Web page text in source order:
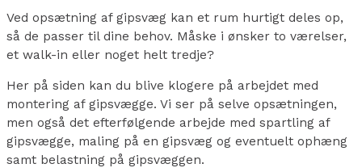
Ved opsætning af gipsvæg kan et rum hurtigt deles op,
så de passer til dine behov. Måske i ønsker to værelser,
et walk-in eller noget helt tredje?
Her på siden kan du blive klogere på arbejdet med
montering af gipsvægge. Vi ser på selve opsætningen,
men også det efterfølgende arbejde med spartling af
gipsvægge, maling på en gipsvæg og eventuelt ophæng
samt belastning på gipsvæggen.